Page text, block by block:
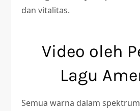
dan vitalitas.
Video oleh
Lagu
Semua warna dalam